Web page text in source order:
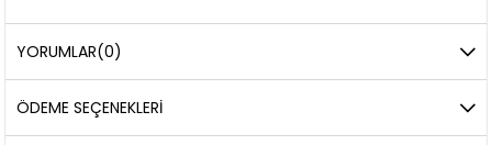
YORUMLAR(0)
ÖDEME SEÇENEKLERI